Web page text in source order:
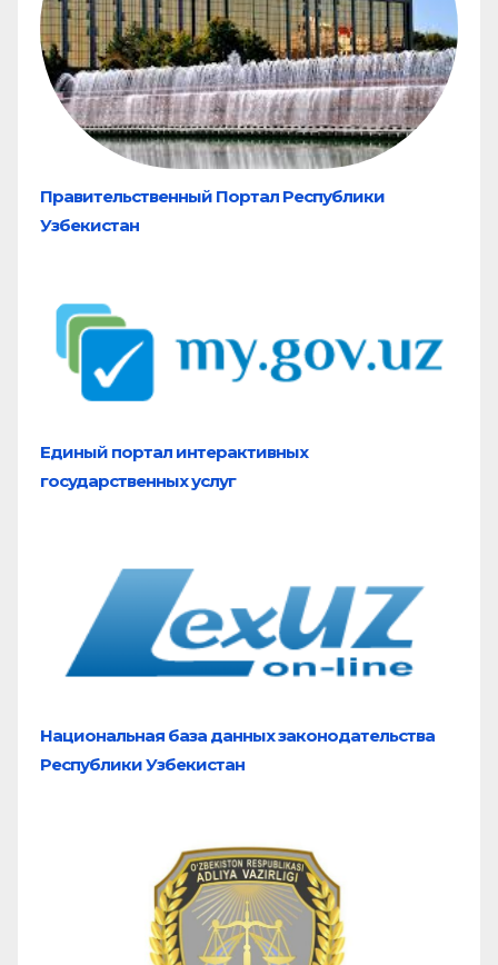
Правительственный Портал Республики
Узбекистан
Единый портал интерактивных
государственных услуг
Национальная база данных законодательства
Республики Узбекистан